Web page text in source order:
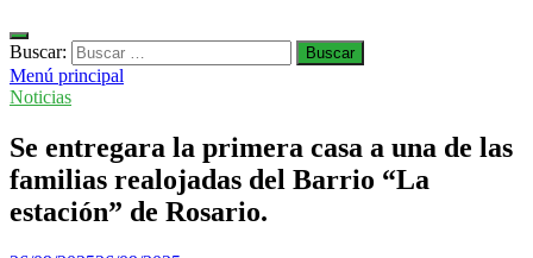
Buscar:
Menú principal
Noticias
Se entregara la primera casa a una de las
familias realojadas del Barrio “La
estación” de Rosario.